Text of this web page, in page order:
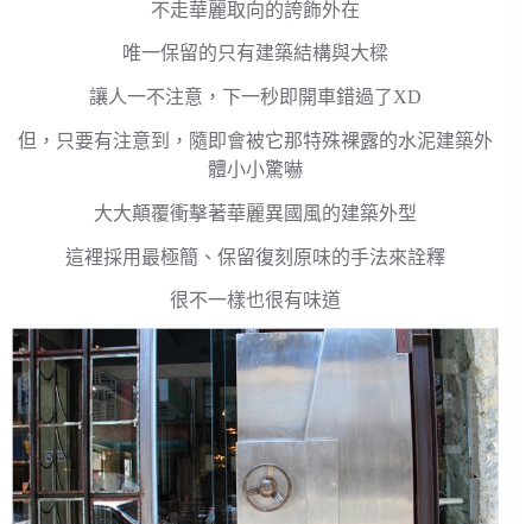
不走華麗取向的誇飾外在
唯一保留的只有建築結構與大樑
讓人一不注意，下一秒即開車錯過了XD
但，只要有注意到，隨即會被它那特殊裸露的水泥建築外
體小小驚嚇
大大顛覆衝擊著華麗異國風的建築外型
這裡採用最極簡、保留復刻原味的手法來詮釋
很不一樣也很有味道